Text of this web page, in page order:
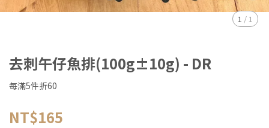
1 / 1
去刺午仔魚排(100g±10g) - DR
每滿5件折60
NT$165